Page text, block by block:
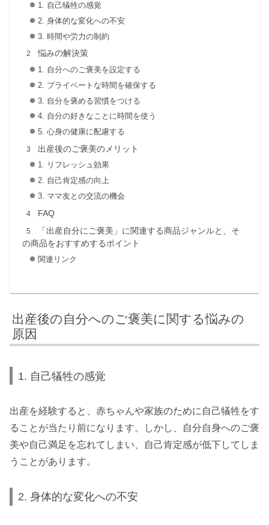
1. 自己犠牲の感覚
2. 身体的な変化への不安
3. 時間や労力の制約
悩みの解決策
1. 自分へのご褒美を設定する
2. プライベートな時間を確保する
3. 自分を褒める習慣をつける
4. 自分の好きなことに時間を使う
5. 心身の健康に配慮する
出産後のご褒美のメリット
1. リフレッシュ効果
2. 自己肯定感の向上
3. ママ友との交流の機会
FAQ
「出産自分にご褒美」に関連する商品ジャンルと、そ
の商品をおすすめするポイント
関連リンク
出産後の自分へのご褒美に関する悩みの
原因
1. 自己犠牲の感覚
出産を経験すると、赤ちゃんや家族のために自己犠牲をす
ることが当たり前になります。しかし、自分自身へのご褒
美や自己満足を忘れてしまい、自己肯定感が低下してしま
うことがあります。
2. 身体的な変化への不安